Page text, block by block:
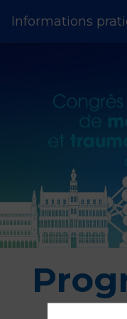
Informations